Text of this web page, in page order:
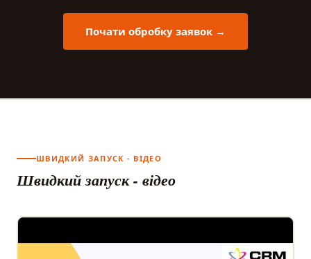
Почати обробку заявок →
ШВИДКИЙ ЗАПУСК - ВІДЕО
Швидкий запуск - відео